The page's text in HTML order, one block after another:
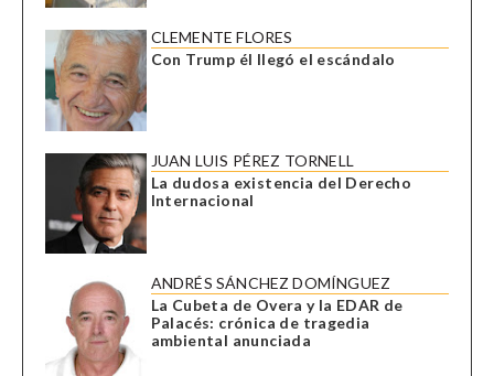
CLEMENTE FLORES
Con Trump él llegó el escándalo
JUAN LUIS PÉREZ TORNELL
La dudosa existencia del Derecho
Internacional
ANDRÉS SÁNCHEZ DOMÍNGUEZ
La Cubeta de Overa y la EDAR de
Palacés: crónica de tragedia
ambiental anunciada